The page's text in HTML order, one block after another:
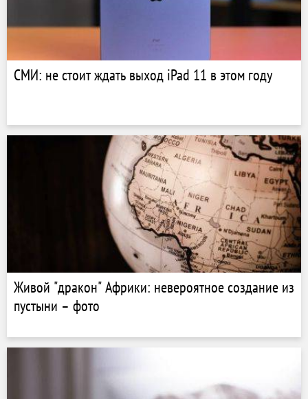
СМИ: не стоит ждать выход iPad 11 в этом году
Живой "дракон" Африки: невероятное создание из
пустыни – фото